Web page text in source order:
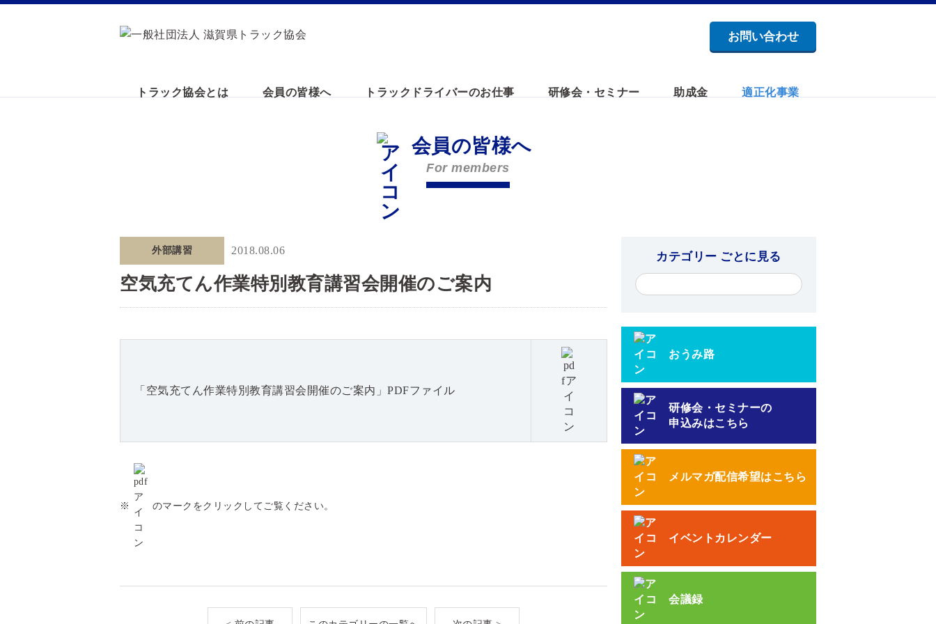
お問い合わせ
トラック協会とは 会員の皆様へ トラックドライバーのお仕事 研修会・セミナー 助成金 適正化事業
会員の皆様へ
For members
外部講習 2018.08.06
空気充てん作業特別教育講習会開催のご案内
「空気充てん作業特別教育講習会開催のご案内」PDFファイル
※ のマークをクリックしてご覧ください。
カテゴリー ごとに見る
おうみ路
研修会・セミナーの
申込みはこちら
メルマガ配信希望はこちら
イベントカレンダー
会議録